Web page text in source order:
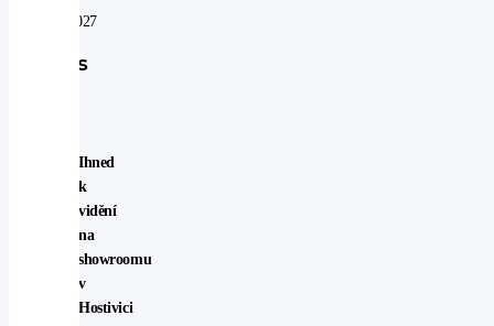
07.08.2027
Popis
Ihned
k
vidění
na
showroomu
v
Hostivici